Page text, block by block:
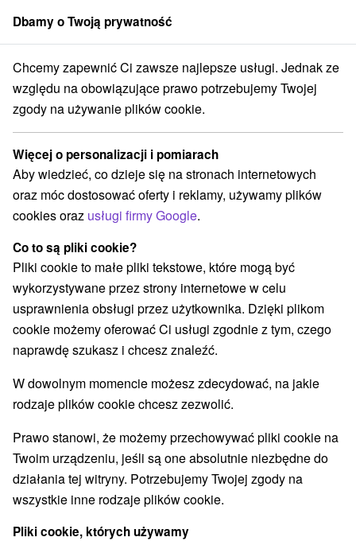
członek grupySorger
Atrakcje na Słowacji Atrakcje dla dzieci Zverovka
Atrakcje dla dzieci Zverovka
Kategorie
Wszystkie kategorie
Kolejki linowe(1)
Atrakcje z adrenaliną(1) Atrakcje turystyczne
Muzea i galerie (1) Tarcze
Zabytki techniki(1) Wodospady(2)
Kościoły drewniane(1) Sporty(1) Skanseny(2)
Chaty górskie (1)
Wsie i miasta
Zuberec
Dbamy o Twoją prywatność
Chcemy zapewnić Ci zawsze najlepsze usługi. Jednak ze
względu na obowiązujące prawo potrzebujemy Twojej
zgody na używanie plików cookie.
Więcej o personalizacji i pomiarach
Aby wiedzieć, co dzieje się na stronach internetowych
oraz móc dostosować oferty i reklamy, używamy plików
cookies oraz usługi firmy Google.
Co to są pliki cookie?
Pliki cookie to małe pliki tekstowe, które mogą być
wykorzystywane przez strony internetowe w celu
usprawnienia obsługi przez użytkownika. Dzięki plikom
cookie możemy oferować Ci usługi zgodnie z tym, czego
naprawdę szukasz i chcesz znaleźć.
W dowolnym momencie możesz zdecydować, na jakie
rodzaje plików cookie chcesz zezwolić.
Prawo stanowi, że możemy przechowywać pliki cookie na
Twoim urządzeniu, jeśli są one absolutnie niezbędne do
działania tej witryny. Potrzebujemy Twojej zgody na
wszystkie inne rodzaje plików cookie.
Pliki cookie, których używamy